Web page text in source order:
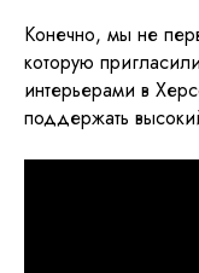
Конечно, мы не
которую
интерьерами в
поддержать